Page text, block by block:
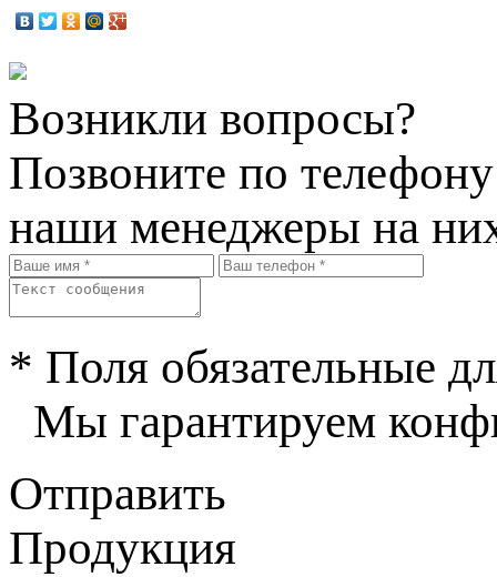
Возникли вопросы?
Позвоните по
наши менеджеры на
* Поля обязательные
Мы гарантируем
Отправить
Продукция